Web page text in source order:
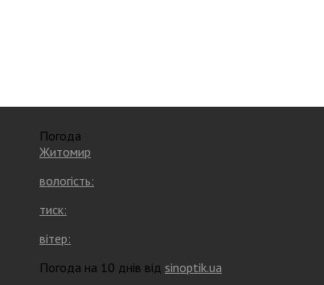
Погода
Житомир
вологість:
тиск:
вітер:
Погода на 10 днів від sinoptik.ua